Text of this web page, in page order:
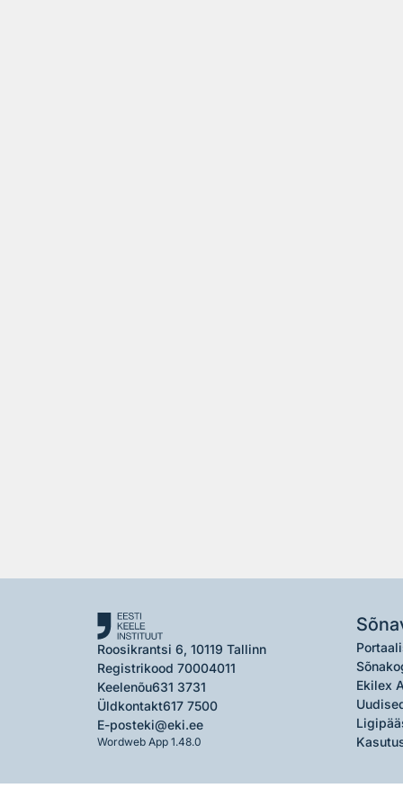
Roosikrantsi 6, 10119 Tallinn
Registrikood 70004011
Keelenõu631 3731
Üldkontakt617 7500
E-posteki@eki.ee
Wordweb App 1.48.0
Ekilex